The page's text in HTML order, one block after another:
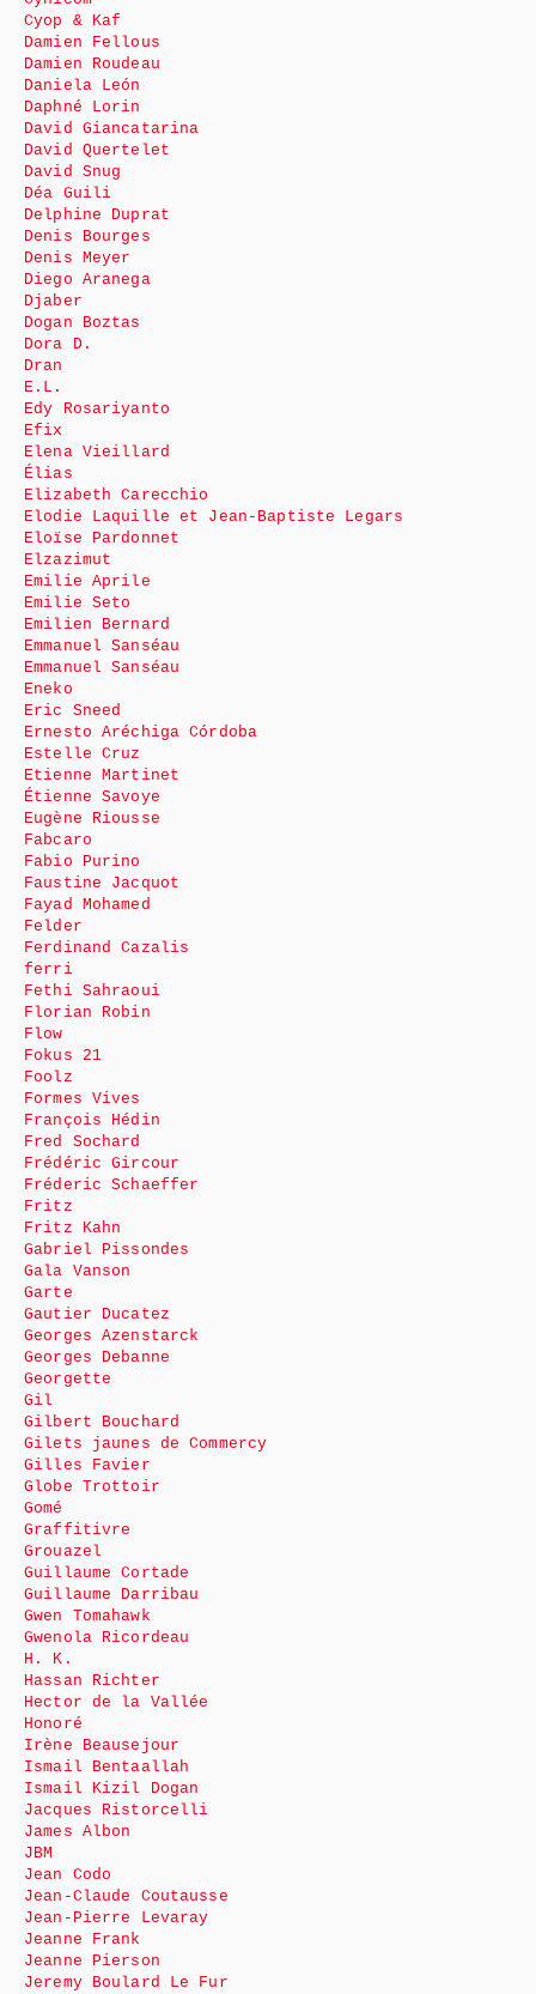
Cyop & Kaf
Damien Fellous
Damien Roudeau
Daniela León
Daphné Lorin
David Giancatarina
David Quertelet
David Snug
Déa Guili
Delphine Duprat
Denis Bourges
Denis Meyer
Diego Aranega
Djaber
Dogan Boztas
Dora D.
Dran
E.L.
Edy Rosariyanto
Efix
Elena Vieillard
Élias
Elizabeth Carecchio
Elodie Laquille et Jean-Baptiste Legars
Eloïse Pardonnet
Elzazimut
Emilie Aprile
Emilie Seto
Emilien Bernard
Emmanuel Sanséau
Emmanuel Sanséau
Eneko
Eric Sneed
Ernesto Aréchiga Córdoba
Estelle Cruz
Etienne Martinet
Étienne Savoye
Eugène Riousse
Fabcaro
Fabio Purino
Faustine Jacquot
Fayad Mohamed
Felder
Ferdinand Cazalis
ferri
Fethi Sahraoui
Florian Robin
Flow
Fokus 21
Foolz
Formes Vives
François Hédin
Fred Sochard
Frédéric Gircour
Fréderic Schaeffer
Fritz
Fritz Kahn
Gabriel Pissondes
Gala Vanson
Garte
Gautier Ducatez
Georges Azenstarck
Georges Debanne
Georgette
Gil
Gilbert Bouchard
Gilets jaunes de Commercy
Gilles Favier
Globe Trottoir
Gomé
Graffitivre
Grouazel
Guillaume Cortade
Guillaume Darribau
Gwen Tomahawk
Gwenola Ricordeau
H. K.
Hassan Richter
Hector de la Vallée
Honoré
Irène Beausejour
Ismail Bentaallah
Ismail Kizil Dogan
Jacques Ristorcelli
James Albon
JBM
Jean Codo
Jean-Claude Coutausse
Jean-Pierre Levaray
Jeanne Frank
Jeanne Pierson
Jeremy Boulard Le Fur